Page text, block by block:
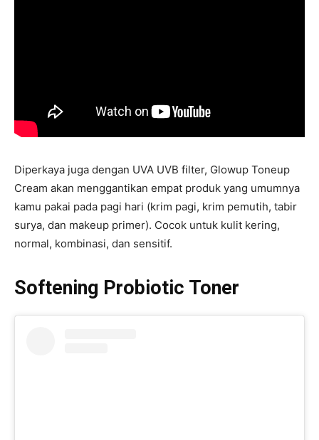
Diperkaya juga dengan UVA UVB filter, Glowup Toneup
Cream akan menggantikan empat produk yang umumnya
kamu pakai pada pagi hari (krim pagi, krim pemutih, tabir
surya, dan makeup primer). Cocok untuk kulit kering,
normal, kombinasi, dan sensitif.
Softening Probiotic Toner